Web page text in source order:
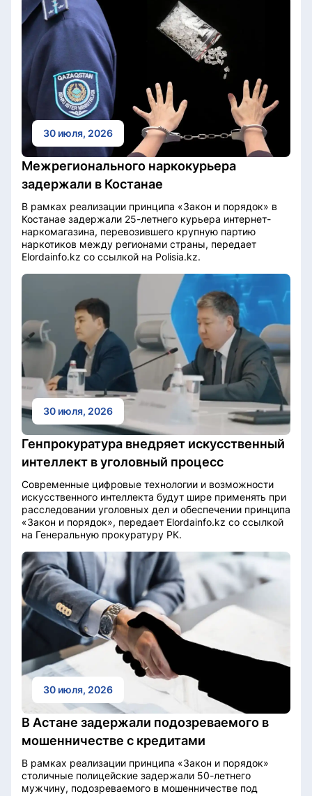
30 июля, 2026
Межрегионального наркокурьера
задержали в Костанае
В рамках реализации принципа «Закон и порядок» в
Костанае задержали 25-летнего курьера интернет-
наркомагазина, перевозившего крупную партию
наркотиков между регионами страны, передает
Elordainfo.kz со ссылкой на Polisia.kz.
30 июля, 2026
Генпрокуратура внедряет искусственный
интеллект в уголовный процесс
Современные цифровые технологии и возможности
искусственного интеллекта будут шире применять при
расследовании уголовных дел и обеспечении принципа
«Закон и порядок», передает Elordainfo.kz со ссылкой
на Генеральную прокуратуру РК.
30 июля, 2026
В Астане задержали подозреваемого в
мошенничестве с кредитами
В рамках реализации принципа «Закон и порядок»
столичные полицейские задержали 50-летнего
мужчину, подозреваемого в мошенничестве под